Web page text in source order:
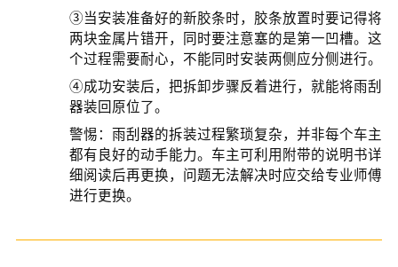
③当安装准备好的新胶条时，胶条放置时要记得将
两块金属片错开，同时要注意塞的是第一凹槽。这
个过程需要耐心，不能同时安装两侧应分侧进行。
④成功安装后，把拆卸步骤反着进行，就能将雨刮
器装回原位了。
警惕：雨刮器的拆装过程繁琐复杂，并非每个车主
都有良好的动手能力。车主可利用附带的说明书详
细阅读后再更换，问题无法解决时应交给专业师傅
进行更换。